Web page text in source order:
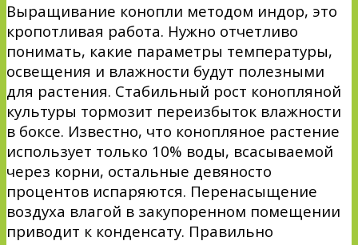
Выращивание конопли методом индор, это
кропотливая работа. Нужно отчетливо
понимать, какие параметры температуры,
освещения и влажности будут полезными
для растения. Стабильный рост конопляной
культуры тормозит переизбыток влажности
в боксе. Известно, что конопляное растение
использует только 10% воды, всасываемой
через корни, остальные девяносто
процентов испаряются. Перенасыщение
воздуха влагой в закупоренном помещении
приводит к конденсату. Правильно